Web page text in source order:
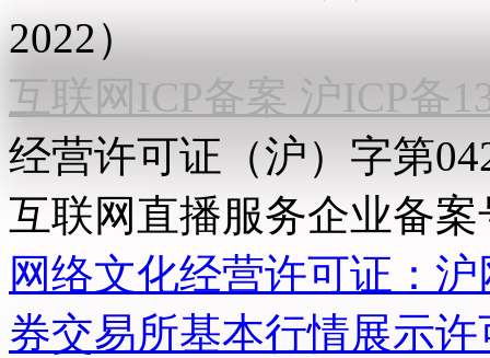
2022）
互联网ICP备案 沪ICP备
经营许可证（沪）字第
互联网直播服务企业备案
网络文化经营许可证：
券交易所基本行情展示许